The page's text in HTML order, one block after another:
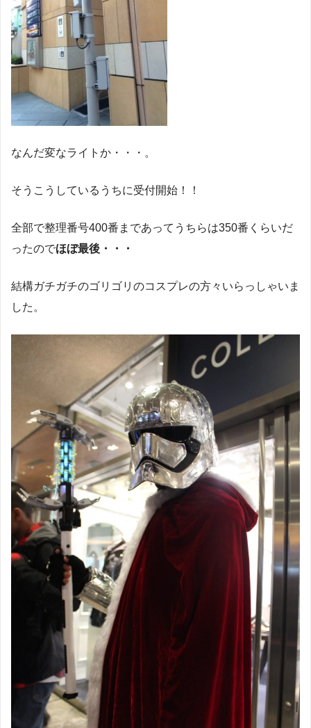
なんだ変なライトか・・・。
そうこうしているうちに受付開始！！
全部で整理番号400番まであってうちらは350番くらいだ
ったのでほぼ最後・・・
結構ガチガチのゴリゴリのコスプレの方々いらっしゃいま
した。